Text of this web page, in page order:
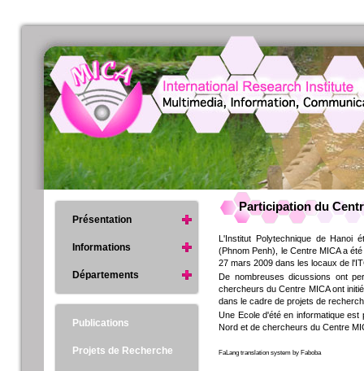
Participation du
L'Institut Polytechnique de Hanoi
(Phnom Penh), le Centre MICA a
27 mars 2009 dans les locaux de
De nombreuses dicussions ont
chercheurs du Centre MICA ont
dans le cadre de projets de
Une Ecole d'été en informatique
Nord et de chercheurs du Centre
FaLang translation system by Faboba
Présentation
Informations
Départements
Publications
Projets de Recherche